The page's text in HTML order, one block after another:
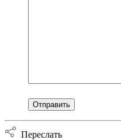
Переслать